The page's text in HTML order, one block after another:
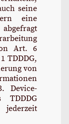
seine
eine
Art. 6
TDDDG,
von
Device-